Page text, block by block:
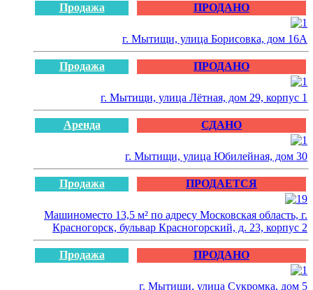
Продажа ПРОДАНО
г. Мытищи, улица Борисовка, дом 16А
Продажа ПРОДАНО
г. Мытищи, улица Лётная, дом 29, корпус 1
Аренда СДАНО
г. Мытищи, улица Юбилейная, дом 30
Продажа ПРОДАЕТСЯ
Машиноместо 13,5 м² по адресу Московская область, г.
Красногорск, бульвар Красногорский, д. 23, корпус 2
Продажа ПРОДАНО
г. Мытищи, улица Сукромка, дом 5